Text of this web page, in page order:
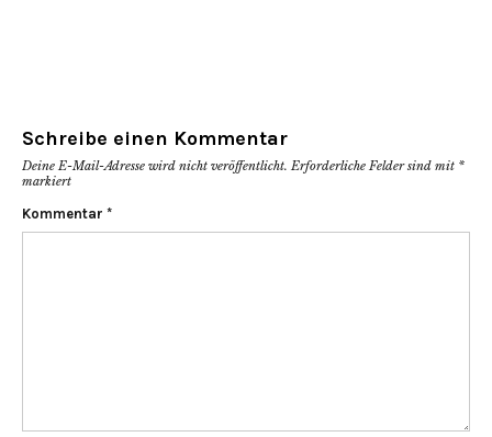
Schreibe einen Kommentar
Deine E-Mail-Adresse wird nicht veröffentlicht. Erforderliche Felder sind mit *
markiert
Kommentar *